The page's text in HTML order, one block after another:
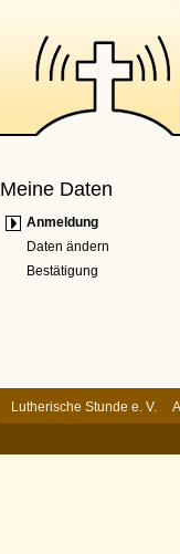
Meine Daten
Anmeldung
Daten ändern
Bestätigung
Lutherische Stunde e. V.